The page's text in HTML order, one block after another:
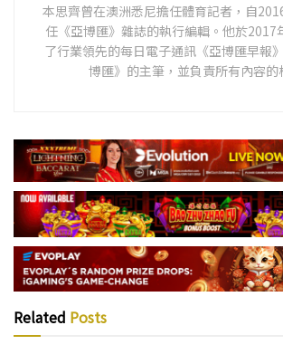
本思齊曾在澳洲悉尼擔任體育記者，自
任《亞博匯》雜誌的執行編輯。他於2017
了行業領先的每日電子通訊《亞博匯早報
博匯》的主筆，並負責所有內容的
Related Posts